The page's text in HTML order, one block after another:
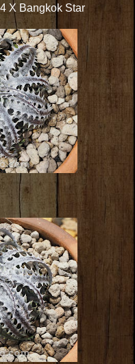
X Bangkok Star